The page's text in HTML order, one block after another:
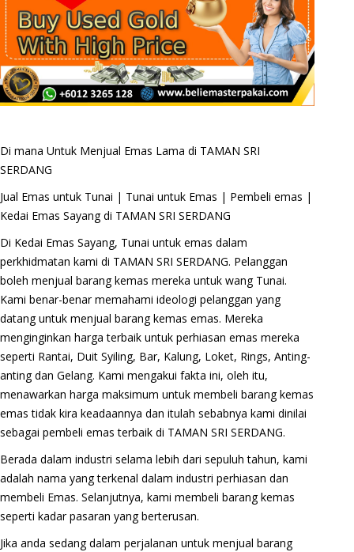
Di mana Untuk Menjual Emas Lama di TAMAN SRI
SERDANG
Jual Emas untuk Tunai | Tunai untuk Emas | Pembeli emas |
Kedai Emas Sayang di TAMAN SRI SERDANG
Di Kedai Emas Sayang, Tunai untuk emas dalam
perkhidmatan kami di TAMAN SRI SERDANG. Pelanggan
boleh menjual barang kemas mereka untuk wang Tunai.
Kami benar-benar memahami ideologi pelanggan yang
datang untuk menjual barang kemas emas. Mereka
menginginkan harga terbaik untuk perhiasan emas mereka
seperti Rantai, Duit Syiling, Bar, Kalung, Loket, Rings, Anting-
anting dan Gelang. Kami mengakui fakta ini, oleh itu,
menawarkan harga maksimum untuk membeli barang kemas
emas tidak kira keadaannya dan itulah sebabnya kami dinilai
sebagai pembeli emas terbaik di TAMAN SRI SERDANG.
Berada dalam industri selama lebih dari sepuluh tahun, kami
adalah nama yang terkenal dalam industri perhiasan dan
membeli Emas. Selanjutnya, kami membeli barang kemas
seperti kadar pasaran yang berterusan.
Jika anda sedang dalam perjalanan untuk menjual barang